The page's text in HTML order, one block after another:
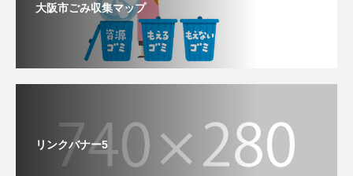
大阪市ごみ収集マップ
リンクバナー5